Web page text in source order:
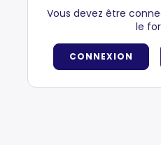
Vous devez être
le
CONNEXION